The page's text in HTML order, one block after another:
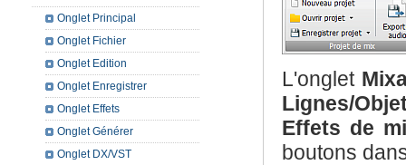
L'onglet
Lignes/
Effets de
boutons
Onglet Principal
Onglet Fichier
Onglet Edition
Onglet Enregistrer
Onglet Effets
Onglet Générer
Onglet DX/VST